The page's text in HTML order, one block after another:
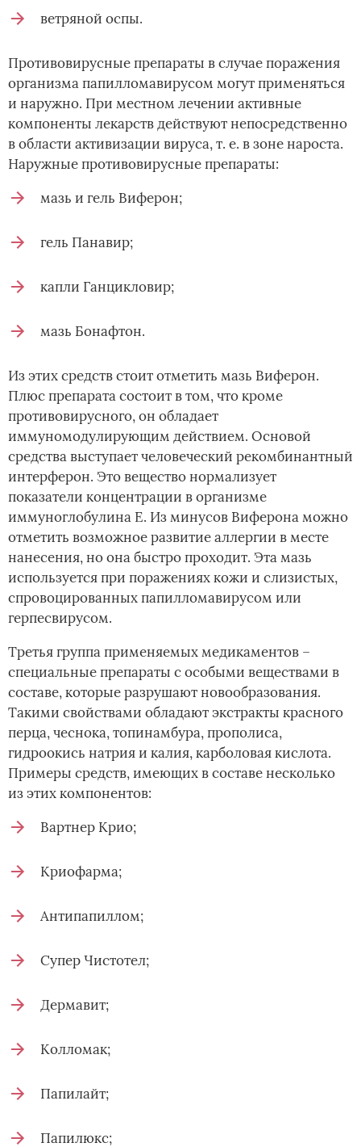
ветряной оспы.
Противовирусные препараты в случае поражения
организма папилломавирусом могут применяться
и наружно. При местном лечении активные
компоненты лекарств действуют непосредственно
в области активизации вируса, т. е. в зоне нароста.
Наружные противовирусные препараты:
мазь и гель Виферон;
гель Панавир;
капли Ганцикловир;
мазь Бонафтон.
Из этих средств стоит отметить мазь Виферон.
Плюс препарата состоит в том, что кроме
противовирусного, он обладает
иммуномодулирующим действием. Основой
средства выступает человеческий рекомбинантный
интерферон. Это вещество нормализует
показатели концентрации в организме
иммуноглобулина Е. Из минусов Виферона можно
отметить возможное развитие аллергии в месте
нанесения, но она быстро проходит. Эта мазь
используется при поражениях кожи и слизистых,
спровоцированных папилломавирусом или
герпесвирусом.
Третья группа применяемых медикаментов –
специальные препараты с особыми веществами в
составе, которые разрушают новообразования.
Такими свойствами обладают экстракты красного
перца, чеснока, топинамбура, прополиса,
гидроокись натрия и калия, карболовая кислота.
Примеры средств, имеющих в составе несколько
из этих компонентов:
Вартнер Крио;
Криофарма;
Антипапиллом;
Супер Чистотел;
Дермавит;
Колломак;
Папилайт;
Папилюкс;